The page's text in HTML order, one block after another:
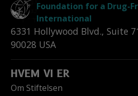
Foundation for a Drug-
International
6331 Hollywood Blvd., Suite
90028 USA
HVEM VI ER
Om Stiftelsen